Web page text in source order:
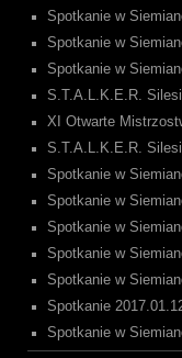
Spotkanie w
Spotkanie w
Spotkanie w
S.T.A.L.K.E.R.
XI Otwarte
S.T.A.L.K.E.R.
Spotkanie w
Spotkanie w
Spotkanie w
Spotkanie w
Spotkanie w
Spotkanie
Spotkanie w